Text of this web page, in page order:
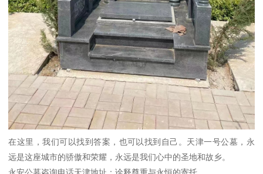
在这里，我们可以找到答案，也可以找到自己。天津一号公墓，永
远是这座城市的骄傲和荣耀，永远是我们心中的圣地和故乡。